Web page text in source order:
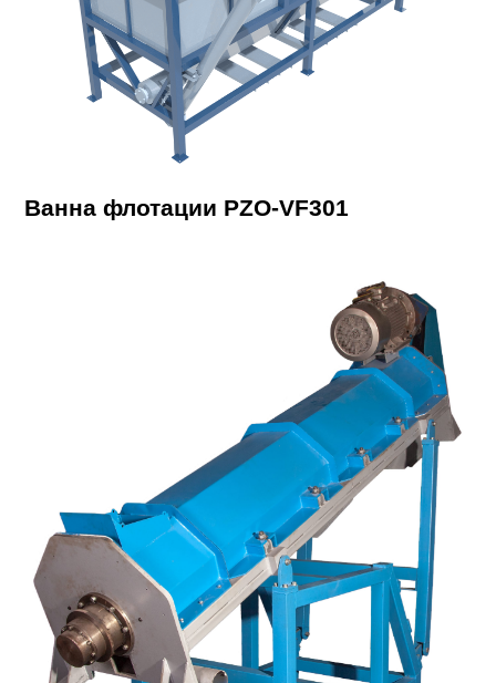
Ванна флотации PZO-VF301